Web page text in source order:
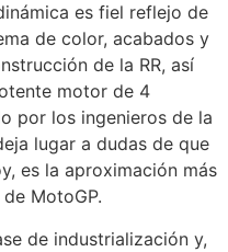
es fiel reflejo de
de color, acabados y
de la RR, así
motor de 4
por los ingenieros de la
lugar a dudas de que
es la aproximación más
MotoGP.
de industrialización y,